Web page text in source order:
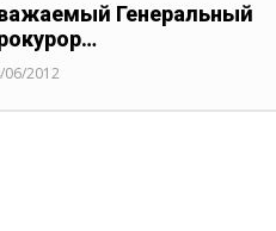
Генеральный
06/2012